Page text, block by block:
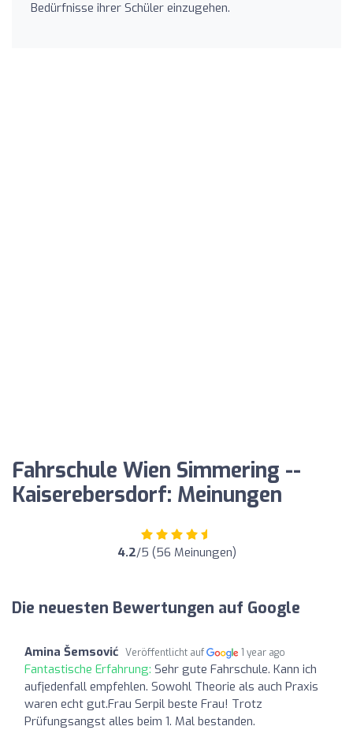
Bedürfnisse ihrer Schüler einzugehen.
Fahrschule Wien Simmering --
Kaiserebersdorf: Meinungen
4.2/5 (56 Meinungen)
Die neuesten Bewertungen auf Google
Amina Šemsović Veröffentlicht auf 1 year ago
Fantastische Erfahrung: Sehr gute Fahrschule. Kann ich
aufjedenfall empfehlen. Sowohl Theorie als auch Praxis
waren echt gut.Frau Serpil beste Frau! Trotz
Prüfungsangst alles beim 1. Mal bestanden.